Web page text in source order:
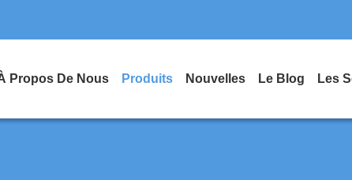
Propos De Nous Produits Nouvelles Le Blog Les